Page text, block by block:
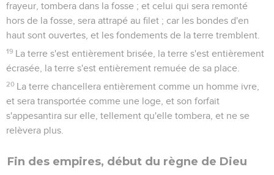
frayeur, tombera dans la fosse ; et celui qui sera remonté
hors de la fosse, sera attrapé au filet ; car les bondes d'en
haut sont ouvertes, et les fondements de la terre tremblent.
19 La terre s'est entièrement brisée, la terre s'est entièrement
écrasée, la terre s'est entièrement remuée de sa place.
20 La terre chancellera entièrement comme un homme ivre,
et sera transportée comme une loge, et son forfait
s'appesantira sur elle, tellement qu'elle tombera, et ne se
relèvera plus.
Fin des empires, début du règne de Dieu